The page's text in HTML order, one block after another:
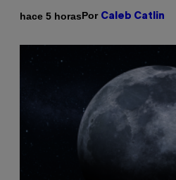
hace 5 horasPor Caleb Catlin